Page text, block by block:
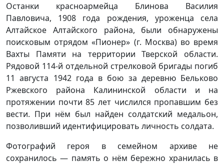
Останки красноармейца Блинова Василия
Павловича, 1908 года рождения, уроженца села
Алтайское Алтайского района, были обнаружены
поисковым отрядом «Пионер» (г. Москва) во время
Вахты Памяти на территории Тверской области.
Рядовой 114-й отдельной стрелковой бригады погиб
11 августа 1942 года в бою за деревню Бельково
Ржевского района Калининской области и на
протяжении почти 85 лет числился пропавшим без
вести. При нём был найден солдатский медальон,
позволивший идентифицировать личность солдата.
Фотографий героя в семейном архиве не
сохранилось — память о нём бережно хранилась в